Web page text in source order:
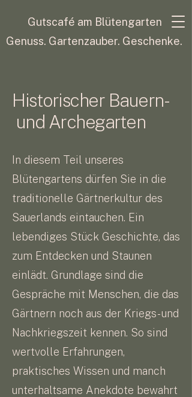
Genuss. Gartenzauber. Geschenke.
Gutscafé am Blütengarten
Historischer Bauern-
und Archegarten
In diesem Teil unseres
Blütengartens dürfen Sie in die
traditionelle Gärtnerkultur des
Sauerlands eintauchen. Ein
lebendiges Stück Geschichte, das
zum Entdecken und Staunen
einlädt. Grundlage sind die
Gespräche mit Menschen, die das
Gärtnern noch aus der Kriegs- und
Nachkriegszeit kennen. So sind
wertvolle Erfahrungen,
praktisches Wissen und manch
unterhaltsame Anekdote bewahrt